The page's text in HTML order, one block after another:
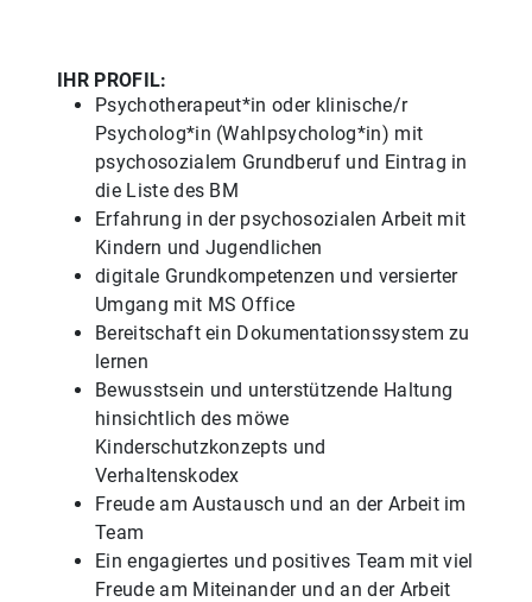
IHR PROFIL:
Psychotherapeut*in oder klinische/r
Psycholog*in (Wahlpsycholog*in) mit
psychosozialem Grundberuf und Eintrag in
die Liste des BM
Erfahrung in der psychosozialen Arbeit mit
Kindern und Jugendlichen
digitale Grundkompetenzen und versierter
Umgang mit MS Office
Bereitschaft ein Dokumentationssystem zu
lernen
Bewusstsein und unterstützende Haltung
hinsichtlich des möwe
Kinderschutzkonzepts und
Verhaltenskodex
Freude am Austausch und an der Arbeit im
Team
Ein engagiertes und positives Team mit viel
Freude am Miteinander und an der Arbeit